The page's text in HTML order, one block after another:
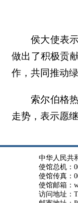
侯大使表
做出了积极贡
作，共同推动
索尔伯格
走势，表示愿
中华人民共
使馆总机：
使馆传真：
使馆邮箱：
访问地址：